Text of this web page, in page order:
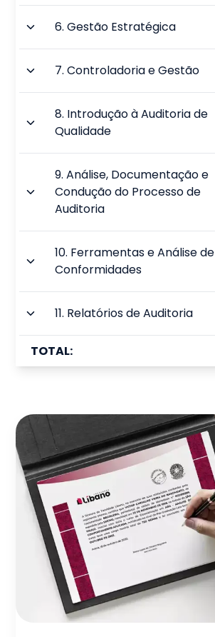
6.Gestão Estratégica
7.Controladoria e Gestão
8. Introdução à Auditoria de
Qualidade
9.Análise, Documentação e
Condução do Processo de
Auditoria
10. Ferramentas e Análise de
Conformidades
11. Relatórios de Auditoria
TOTAL: